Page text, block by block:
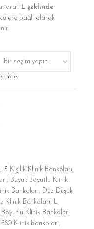
L şeklinde
bağlı olarak
, 3 Kişilik Klinik Bankoları,
, Büyük Boyutlu Klinik
Bankoları, Düz Düşük
Klinik Bankoları, L
Klinik Bankoları
1580 Klinik Bankoları,